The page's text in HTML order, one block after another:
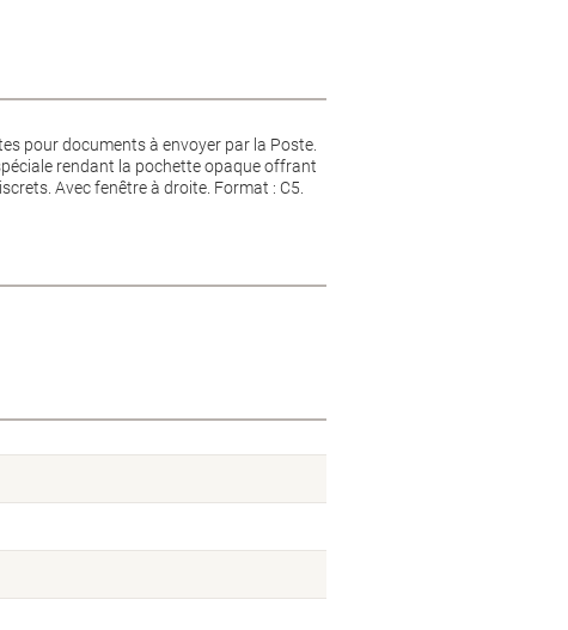
pour documents à envoyer par la Poste.
rendant la pochette opaque offrant
Avec fenêtre à droite. Format : C5.